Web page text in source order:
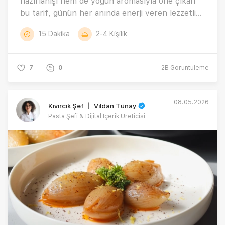
bu tarif, günün her anında enerji veren lezzetli
nasıl yapılır?”, ve “tok tutan smoothie tarifleri
tıklayın! 🤎✨
15 Dakika 2-4 Kişilik
7 0 2B Görüntüleme
Kıvırcık Şef 〡 Vildan Tünay
Pasta Şefi & Dijital İçerik Üreticisi
08.05.2026